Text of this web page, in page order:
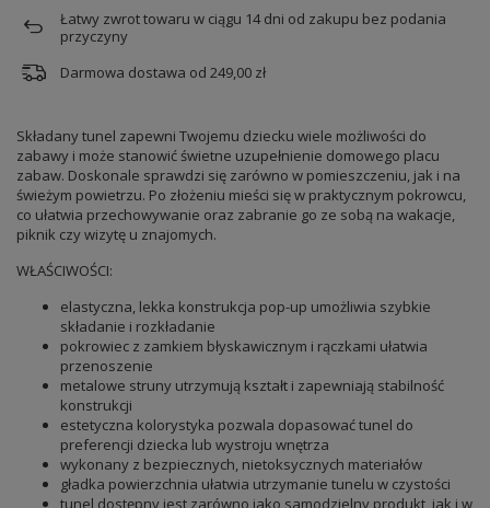
Łatwy zwrot towaru w ciągu 14dni od zakupu bez podania
przyczyny
Darmowa dostawa od 249,00 zł
Składany tunel zapewni Twojemu dziecku wiele możliwości do
zabawy i może stanowić świetne uzupełnienie domowego placu
zabaw. Doskonale sprawdzi się zarówno w pomieszczeniu, jak i na
świeżym powietrzu. Po złożeniu mieści się w praktycznym pokrowcu,
co ułatwia przechowywanie oraz zabranie go ze sobą na wakacje,
piknik czy wizytę u znajomych.
WŁAŚCIWOŚCI:
elastyczna, lekka konstrukcja pop-up umożliwia szybkie
składanie i rozkładanie
pokrowiec z zamkiem błyskawicznym i rączkami ułatwia
przenoszenie
metalowe struny utrzymują kształt i zapewniają stabilność
konstrukcji
estetyczna kolorystyka pozwala dopasować tunel do
preferencji dziecka lub wystroju wnętrza
wykonany z bezpiecznych, nietoksycznych materiałów
gładka powierzchnia ułatwia utrzymanie tunelu w czystości
tunel dostępny jest zarówno jako samodzielny produkt, jak i w